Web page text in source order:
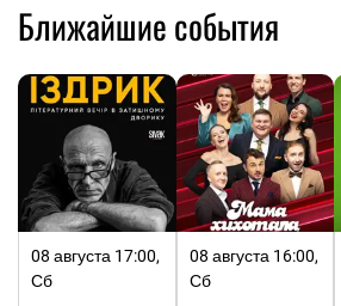
Ближайшие события
08 августа 17:00,
Сб
08 августа 16:00,
Сб